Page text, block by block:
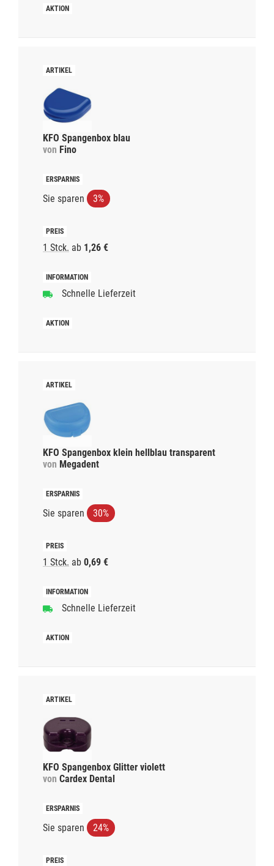
KFO Spangenbox blau
von Fino
Sie sparen 3%
1 Stck. ab 1,26 €
Schnelle Lieferzeit
KFO Spangenbox klein hellblau transparent
von Megadent
Sie sparen 30%
1 Stck. ab 0,69 €
Schnelle Lieferzeit
KFO Spangenbox Glitter violett
von Cardex Dental
Sie sparen 24%